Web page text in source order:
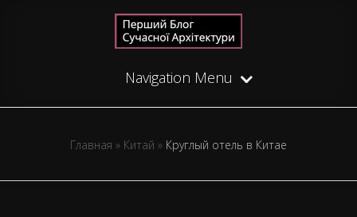
Navigation Menu
Главная » Китай » Круглый отель в Китае